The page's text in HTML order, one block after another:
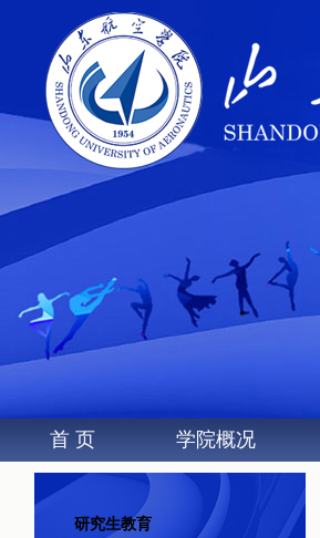
首 页 学院概况
研究生教育